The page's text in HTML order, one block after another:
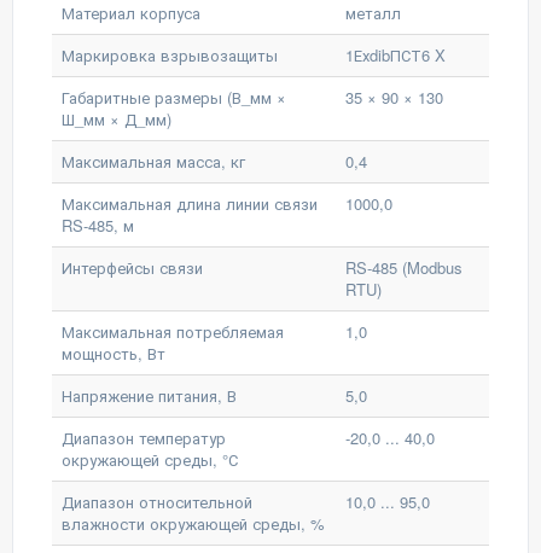
Материал корпуса
металл
Маркировка взрывозащиты
1ЕхdibПСТ6 X
Габаритные размеры (В_мм ×
Ш_мм × Д_мм)
35 × 90 × 130
Максимальная масса, кг
0,4
Максимальная длина линии связи
RS-485, м
1000,0
Интерфейсы связи
RS-485 (Modbus
RTU)
Максимальная потребляемая
мощность, Вт
1,0
Напряжение питания, В
5,0
Диапазон температур
окружающей среды, °С
-20,0 ... 40,0
Диапазон относительной
влажности окружающей среды, %
10,0 ... 95,0